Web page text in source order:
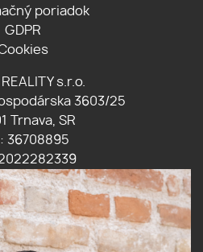
poriadok
GDPR
s.r.o.
3603/25
Trnava, SR
36708895